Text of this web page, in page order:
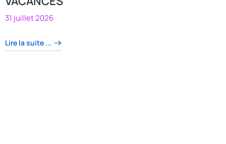
31 juillet 2026
Lire la suite ...